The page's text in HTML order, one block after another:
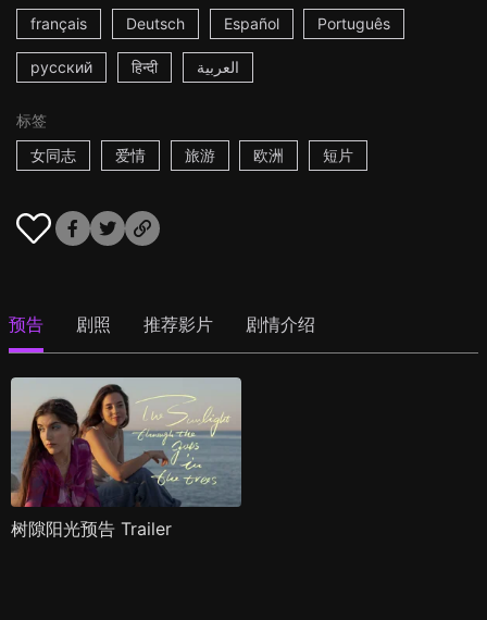
français Deutsch Español Português
русский हिन्दी العربية
标签
女同志
爱情 旅游 欧洲 短片
预告 剧照 推荐影片 剧情介绍
树隙阳光预告 Trailer